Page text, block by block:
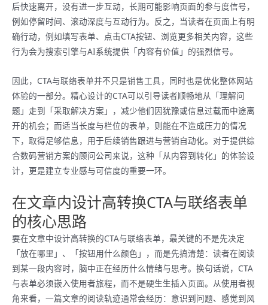
后快速离开，没有进一步互动，长期可能影响页面的参与度信号，
例如停留时间、滚动深度与互动行为。反之，当读者在页面上有明
确行动，例如填写表单、点击CTA按钮、浏览更多相关内容，这些
行为会为搜索引擎与AI系统提供「内容有价值」的强烈信号。
因此，CTA与联络表单并不只是销售工具，同时也是优化整体网站
体验的一部分。精心设计的CTA可以引导读者顺畅地从「理解问
题」走到「采取解决方案」，减少他们因犹豫或信息过载而中途离
开的机会；而适当长度与栏位的表单，则能在不造成压力的情况
下，取得足够信息，用于后续销售跟进与营销自动化。对于提供综
合数码营销方案的顾问公司来说，这种「从内容到转化」的体验设
计，更是建立专业感与可信度的重要一环。
在文章内设计高转换CTA与联络表单
的核心思路
要在文章中设计高转换的CTA与联络表单，最关键的不是先决定
「放在哪里」、「按钮用什么颜色」，而是先搞清楚：读者在阅读
到某一段内容时，脑中正在经历什么情绪与思考。换句话说，CTA
与表单必须嵌入使用者旅程，而不是硬生生插入页面。从使用者视
角来看，一篇文章的阅读轨迹通常会经历：意识到问题、感觉到风